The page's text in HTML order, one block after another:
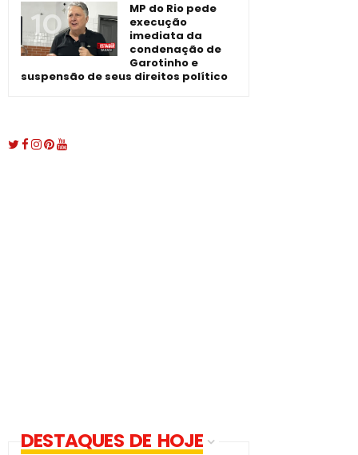
MP do Rio pede
execução
imediata da
condenação de
Garotinho e
suspensão de seus direitos político
DESTAQUES DE HOJE